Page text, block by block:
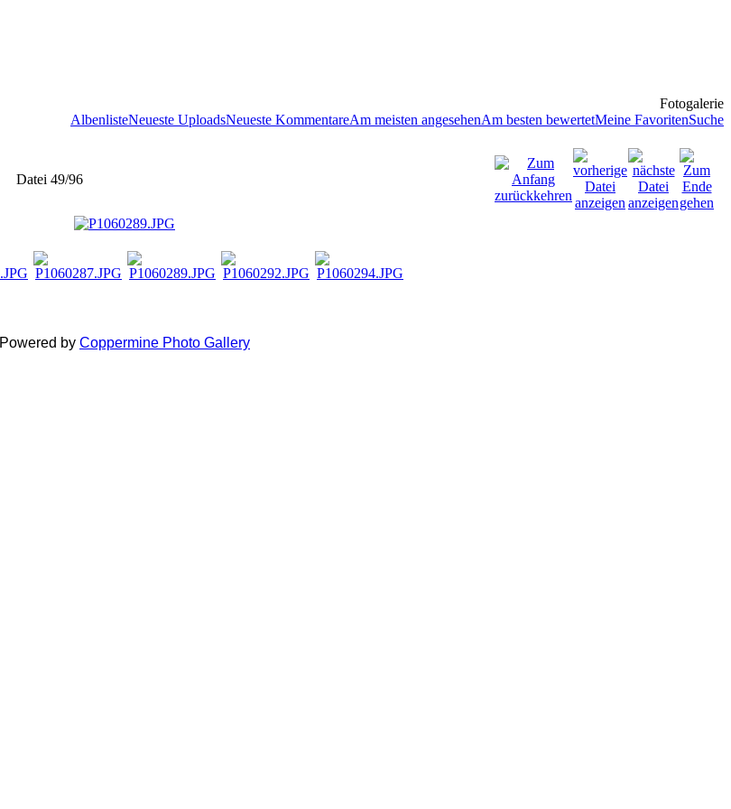
Fotogalerie
AlbenlisteNeueste UploadsNeueste KommentareAm meisten angesehenAm besten bewertetMeine FavoritenSuche
Datei 49/96
Powered by Coppermine Photo Gallery